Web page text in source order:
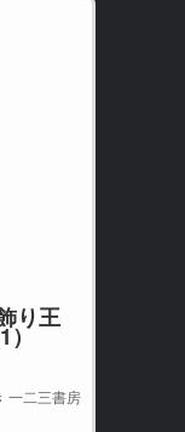
り王
）
一二三書房